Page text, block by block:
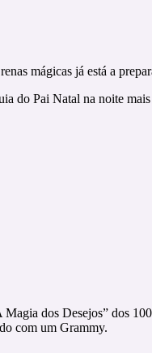
mágicas já está a
do Pai Natal na noite
Magia dos Desejos” dos
com um Grammy.